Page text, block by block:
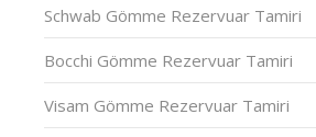
Schwab Gömme Rezervuar Tamiri
Bocchi Gömme Rezervuar Tamiri
Visam Gömme Rezervuar Tamiri